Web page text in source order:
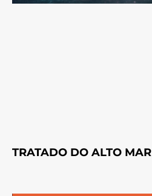
TRATADO DO ALTO MAR